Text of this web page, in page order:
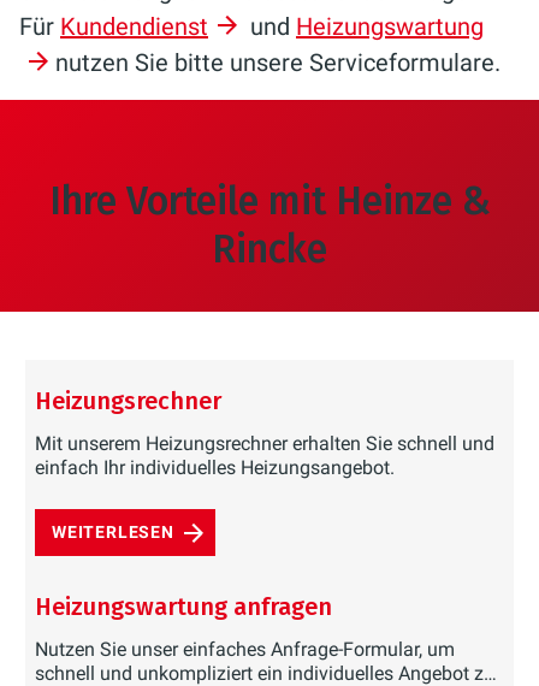
Für Kundendienst und Heizungswartung
nutzen Sie bitte unsere Serviceformulare.
Ihre Vorteile mit Heinze &
Rincke
Heizungsrechner
Mit unserem Heizungsrechner erhalten Sie schnell und
einfach Ihr individuelles Heizungsangebot.
WEITERLESEN
Heizungswartung anfragen
Nutzen Sie unser einfaches Anfrage-Formular, um
schnell und unkompliziert ein individuelles Angebot zu